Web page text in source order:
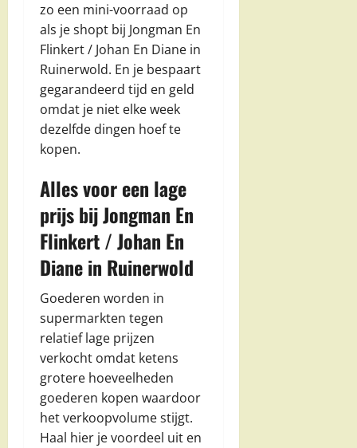
zo een mini-voorraad op
als je shopt bij Jongman En
Flinkert / Johan En Diane in
Ruinerwold. En je bespaart
gegarandeerd tijd en geld
omdat je niet elke week
dezelfde dingen hoef te
kopen.
Alles voor een lage
prijs bij Jongman En
Flinkert / Johan En
Diane in Ruinerwold
Goederen worden in
supermarkten tegen
relatief lage prijzen
verkocht omdat ketens
grotere hoeveelheden
goederen kopen waardoor
het verkoopvolume stijgt.
Haal hier je voordeel uit en